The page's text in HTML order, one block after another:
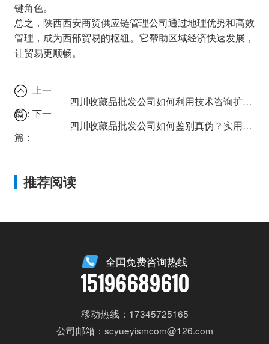
键角色。
总之，陕西西安商贸供应链管理公司通过地理优势和高效
管理，成为西部贸易的枢纽。它帮助区域经济快速发展，
让贸易更顺畅。
上一
篇：
四川收藏品批发公司如何利用技术咨询扩大市场？
下一
篇：
四川收藏品批发公司如何鉴别真伪？实用技巧与行业洞察。
推荐阅读
全国免费咨询热线
15196689610
移动热线：17345725165
公司邮箱：scyueyismcom@126.com